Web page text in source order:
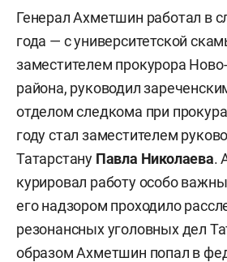
Генерал Ахметшин работал в
года — с университетской
заместителем прокурора
района, руководил
отделом следкома при
году стал заместителем
Татарстану Павла Николаева.
курировал работу особо
его надзором проходило
резонансных уголовных дел
образом Ахметшин попал в